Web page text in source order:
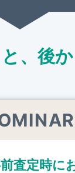
、後
査定時に